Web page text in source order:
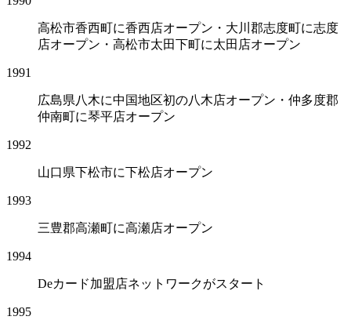
高松市香西町に香西店オープン・大川郡志度町に志度
店オープン・高松市太田下町に太田店オープン
1991
広島県八木に中国地区初の八木店オープン・仲多度郡
仲南町に琴平店オープン
1992
山口県下松市に下松店オープン
1993
三豊郡高瀬町に高瀬店オープン
1994
Deカード加盟店ネットワークがスタート
1995